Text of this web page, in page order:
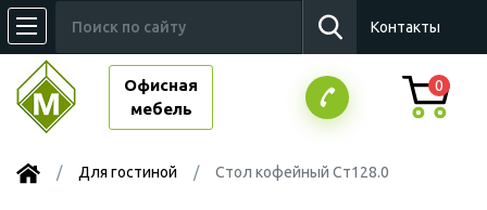
Контакты
Офисная
мебель
0
Для гостиной Стол кофейный Ст128.0